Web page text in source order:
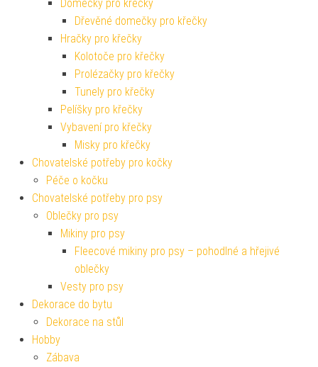
Domečky pro křečky
Dřevěné domečky pro křečky
Hračky pro křečky
Kolotoče pro křečky
Prolézačky pro křečky
Tunely pro křečky
Pelíšky pro křečky
Vybavení pro křečky
Misky pro křečky
Chovatelské potřeby pro kočky
Péče o kočku
Chovatelské potřeby pro psy
Oblečky pro psy
Mikiny pro psy
Fleecové mikiny pro psy – pohodlné a hřejivé
oblečky
Vesty pro psy
Dekorace do bytu
Dekorace na stůl
Hobby
Zábava